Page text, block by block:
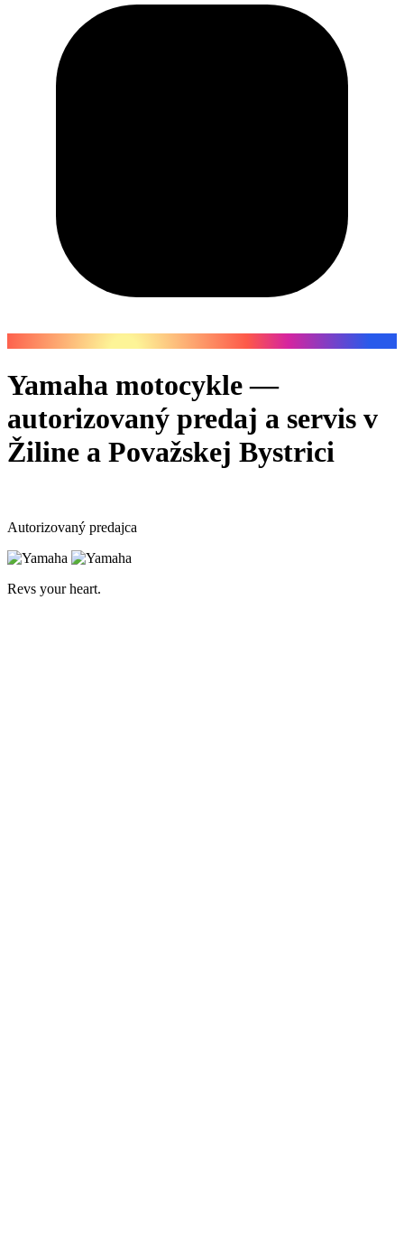
Yamaha motocykle —
autorizovaný predaj a servis v
Žiline a Považskej Bystrici
Autorizovaný predajca
Revs your heart.